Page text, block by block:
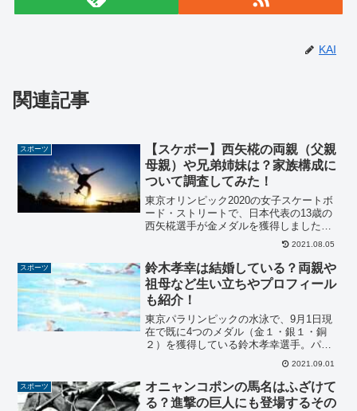
KAI
関連記事
スポーツ
【スケボー】西矢椛の両親（父親
母親）や兄弟姉妹は？家族構成に
ついて調査してみた！
東京オリンピック2020の女子スケートボ
ード・ストリートで、日本代表の13歳の
西矢椛選手が金メダルを獲得しました！
ストリートは、45秒程の持ち時間で自由
演技を行う「ラン」と、一発の技の出来
を競う「ベストトリック」の2つの合計点
数で順位を競い...
2021.08.05
スポーツ
鈴木孝幸は結婚している？両親や
祖母など生い立ちやプロフィール
も紹介！
東京パラリンピックの水泳で、9月1日現
在で既に4つのメダル（金１・銀１・銅
２）を獲得している鈴木孝幸選手。パラ
リンピックには、今回の東京を含め2004
年のアテネ大会から5大会連続出場を果た
していますが、前回のリオ大会ではメダ
ルの獲得が出来な...
2021.09.01
スポーツ
オニャンコポンの馬名はふざけて
る？進撃の巨人にも登場するその